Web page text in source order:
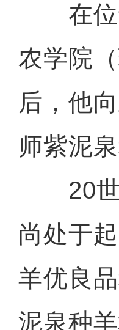
在位
农学院
后，他
师紫泥
20世
尚处于
羊优良
泥泉种